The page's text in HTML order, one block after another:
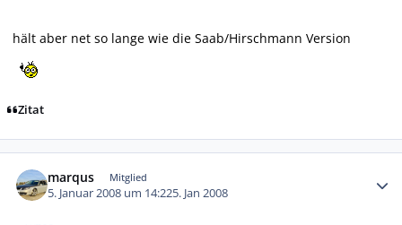
hält aber net so lange wie die Saab/Hirschmann Version
Zitat
marqus Mitglied
5. Januar 2008 um 14:225. Jan 2008